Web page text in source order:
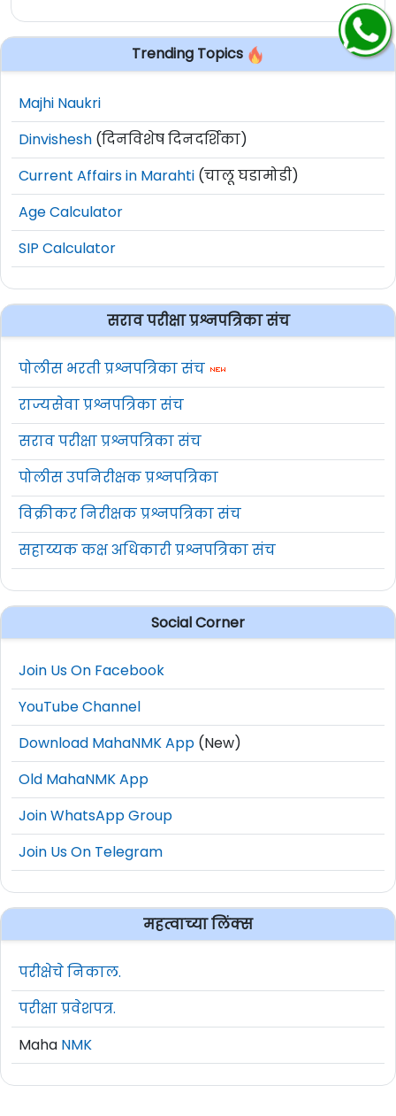
Trending Topics
Majhi Naukri
Dinvishesh (दिनविशेष दिनदर्शिका)
Current Affairs in Marahti (चालू घडामोडी)
Age Calculator
SIP Calculator
सराव परीक्षा प्रश्नपत्रिका संच
पोलीस भरती प्रश्नपत्रिका संच
राज्यसेवा प्रश्नपत्रिका संच
सराव परीक्षा प्रश्नपत्रिका संच
पोलीस उपनिरीक्षक प्रश्नपत्रिका
विक्रीकर निरीक्षक प्रश्नपत्रिका संच
सहाय्यक कक्ष अधिकारी प्रश्नपत्रिका संच
Social Corner
Join Us On Facebook
YouTube Channel
Download MahaNMK App (New)
Old MahaNMK App
Join WhatsApp Group
Join Us On Telegram
महत्वाच्या लिंक्स
परीक्षेचे निकाल.
परीक्षा प्रवेशपत्र.
Maha NMK